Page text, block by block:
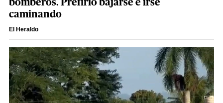
bomberos. Prefirió bajarse e irse
caminando
El Heraldo